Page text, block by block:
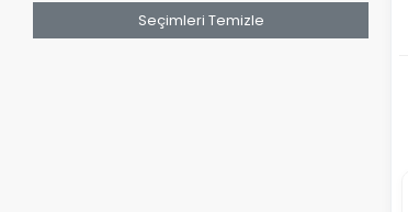
Seçimleri Temizle